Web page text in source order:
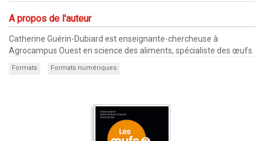
A propos de l'auteur
Catherine Guérin-Dubiard est enseignante-chercheuse à
Agrocampus Ouest en science des aliments, spécialiste des œufs.
Formats Formats numériques